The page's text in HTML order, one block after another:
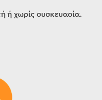
ή χωρίς συσκευασία.